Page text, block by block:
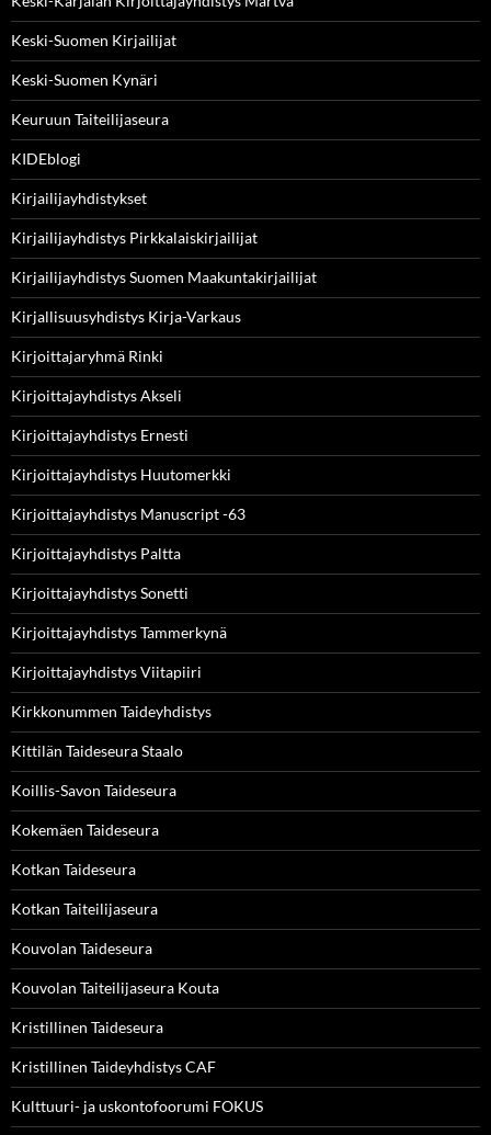
Keski-Suomen Kirjailijat
Keski-Suomen Kynäri
Keuruun Taiteilijaseura
KIDEblogi
Kirjailijayhdistykset
Kirjailijayhdistys Pirkkalaiskirjailijat
Kirjailijayhdistys Suomen Maakuntakirjailijat
Kirjallisuusyhdistys Kirja-Varkaus
Kirjoittajaryhmä Rinki
Kirjoittajayhdistys Akseli
Kirjoittajayhdistys Ernesti
Kirjoittajayhdistys Huutomerkki
Kirjoittajayhdistys Manuscript -63
Kirjoittajayhdistys Paltta
Kirjoittajayhdistys Sonetti
Kirjoittajayhdistys Tammerkynä
Kirjoittajayhdistys Viitapiiri
Kirkkonummen Taideyhdistys
Kittilän Taideseura Staalo
Koillis-Savon Taideseura
Kokemäen Taideseura
Kotkan Taideseura
Kotkan Taiteilijaseura
Kouvolan Taideseura
Kouvolan Taiteilijaseura Kouta
Kristillinen Taideseura
Kristillinen Taideyhdistys CAF
Kulttuuri- ja uskontofoorumi FOKUS